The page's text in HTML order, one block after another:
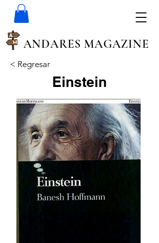
ANDARES MAGAZINE
< Regresar
Einstein